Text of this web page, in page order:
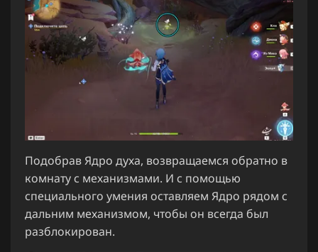
Подобрав Ядро духа, возвращаемся обратно в
комнату с механизмами. И с помощью
специального умения оставляем Ядро рядом с
дальним механизмом, чтобы он всегда был
разблокирован.